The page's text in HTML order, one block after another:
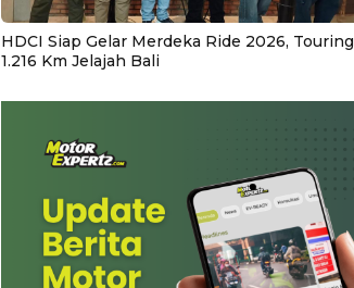
HDCI Siap Gelar Merdeka Ride 2026, Touring
1.216 Km Jelajah Bali